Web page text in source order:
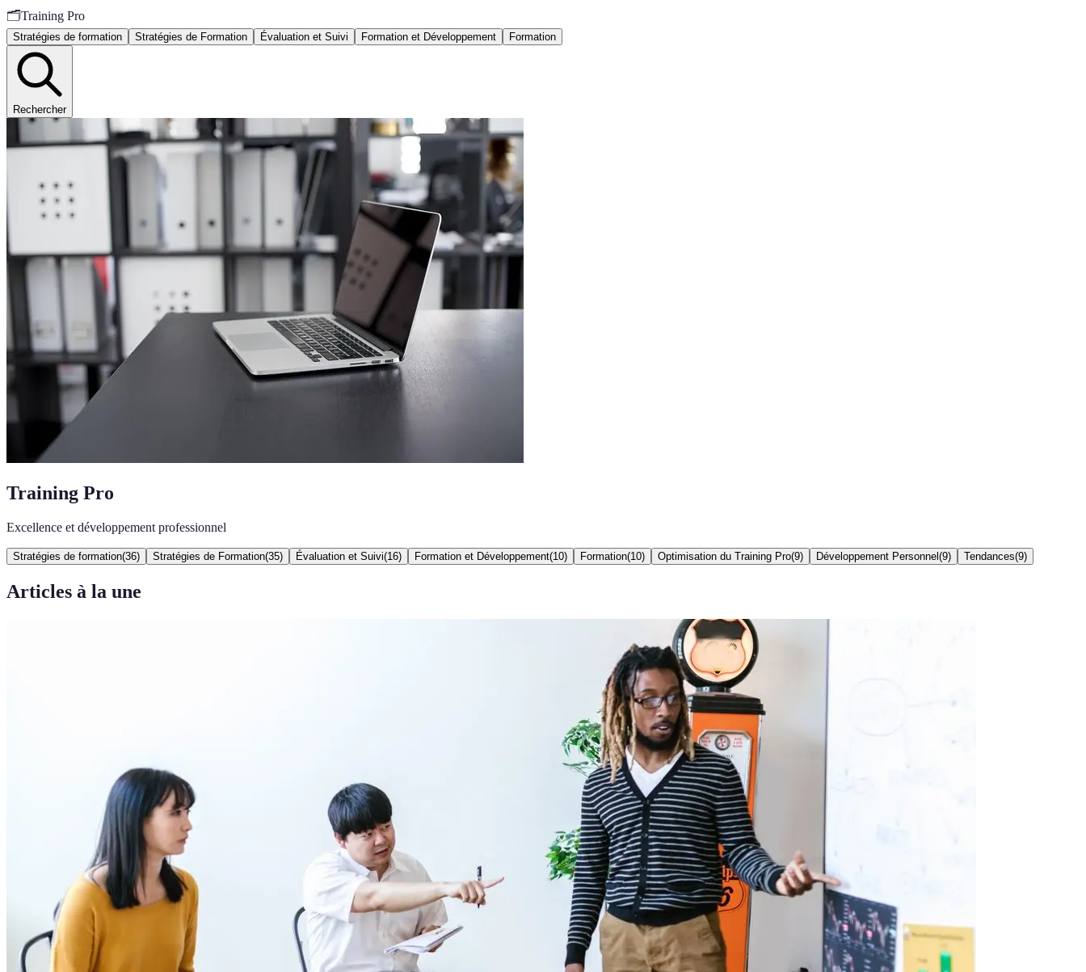
🗂️Training Pro
Stratégies de formation Stratégies de Formation Évaluation et Suivi Formation et Développement Formation
Rechercher
Training Pro
Excellence et développement professionnel
Stratégies de formation(36) Stratégies de Formation(35) Évaluation et Suivi(16) Formation et Développement(10) Formation(10) Optimisation du Training Pro(9) Développement Personnel (9) Tendances(9)
Articles à la une